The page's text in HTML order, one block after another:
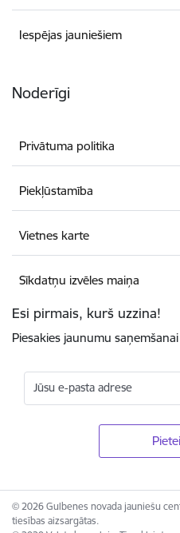
Iespējas jauniešiem
Noderīgi
Privātuma politika
Piekļūstamība
Vietnes karte
Sīkdatņu izvēles maiņa
Esi pirmais, kurš uzzina!
Piesakies jaunumu
Jūsu e-pasta adrese
© 2026 Gulbenes novada jauniešu
tiesības aizsargātas.